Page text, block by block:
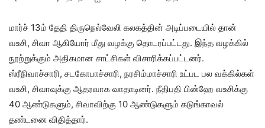
மார்ச் 13ம் தேதி திருநெல்வேலி கலகத்தின் அடிப்படையில் தான்
வஉசி, சிவா ஆகியோர் மீது வழக்கு தொடரப்பட்டது. இந்த வழக்கில்
நூற்றுக்கும் அதிகமான சாட்சிகள் விசாரிக்கப்பட்டனர்.
ஸ்ரீநிவாச்சாரி, சடகோபாச்சாரி, நரசிம்மாச்சாரி உட்பட பல வக்கில்கள்
வஉசி, சிவாவுக்கு ஆதரவாக வாதாடினர். நீதிபதி பின்ஹே வஉசிக்கு
40 ஆண்டுகளும், சிவாவிற்கு 10 ஆண்டுகளும் கடுங்காவல்
தண்டனை விதித்தார்.